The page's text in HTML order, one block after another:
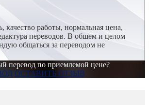
качество работы, нормальная цена,
переводов. В общем и целом
общаться за переводом не
перевод по приемлемой цене?
ОСТАВИТЬ ОТЗЫВ